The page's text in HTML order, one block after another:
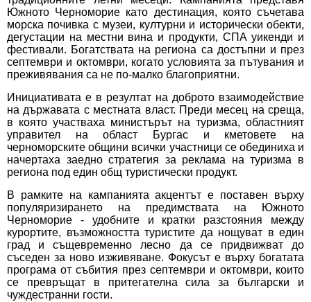
Южното Черноморие като дестинация, която съчетава
морска почивка с музеи, културни и исторически обекти,
дегустации на местни вина и продукти, СПА уикенди и
фестивали. Богатствата на региона са достъпни и през
септември и октомври, когато условията за пътувания и
преживявания са не по-малко благоприятни.
Инициативата е в резултат на доброто взаимодействие
на държавата с местната власт. Преди месец на среща,
в която участваха министърът на туризма, областният
управител на област Бургас и кметовете на
черноморските общини всички участници се обединиха и
начертаха заедно стратегия за реклама на туризма в
региона под един общ туристически продукт.
В рамките на кампанията акцентът е поставен върху
популяризирането на предимствата на Южното
Черноморие - удобните и кратки разстояния между
курортите, възможността туристите да нощуват в един
град и същевременно лесно да се придвижват до
съседен за ново изживяване. Фокусът е върху богатата
програма от събития през септември и октомври, които
се превръщат в притегателна сила за български и
чуждестранни гости.